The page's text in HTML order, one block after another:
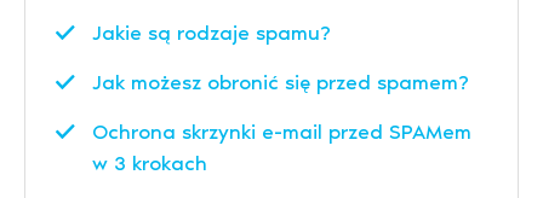
Jakie są rodzaje spamu?
Jak możesz obronić się przed spamem?
Ochrona skrzynki e-mail przed SPAMem
w 3 krokach